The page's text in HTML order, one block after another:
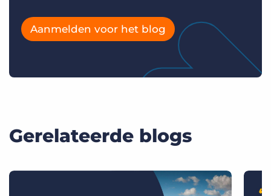
Aanmelden voor het blog
Gerelateerde blogs